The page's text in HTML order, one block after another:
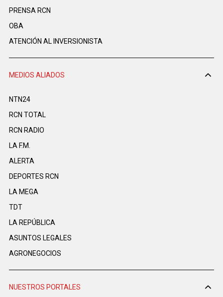
PRENSA RCN
OBA
ATENCIÓN AL INVERSIONISTA
MEDIOS ALIADOS
NTN24
RCN TOTAL
RCN RADIO
LA F.M.
ALERTA
DEPORTES RCN
LA MEGA
TDT
LA REPÚBLICA
ASUNTOS LEGALES
AGRONEGOCIOS
NUESTROS PORTALES